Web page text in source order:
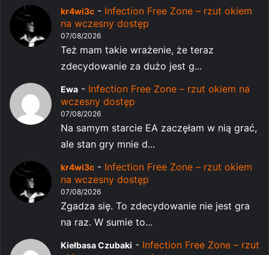
kr4wi3c - Infection Free Zone – rzut okiem
na wczesny dostęp
07/08/2026
Też mam takie wrażenie, że teraz
zdecydowanie za dużo jest g...
Ewa - Infection Free Zone – rzut okiem na
wczesny dostęp
07/08/2026
Na samym starcie EA zaczęłam w nią grać,
ale stan gry mnie d...
kr4wi3c - Infection Free Zone – rzut okiem
na wczesny dostęp
07/08/2026
Zgadza się. To zdecydowanie nie jest gra
na raz. W sumie to...
Kiełbasa Czubaki - Infection Free Zone – rzut